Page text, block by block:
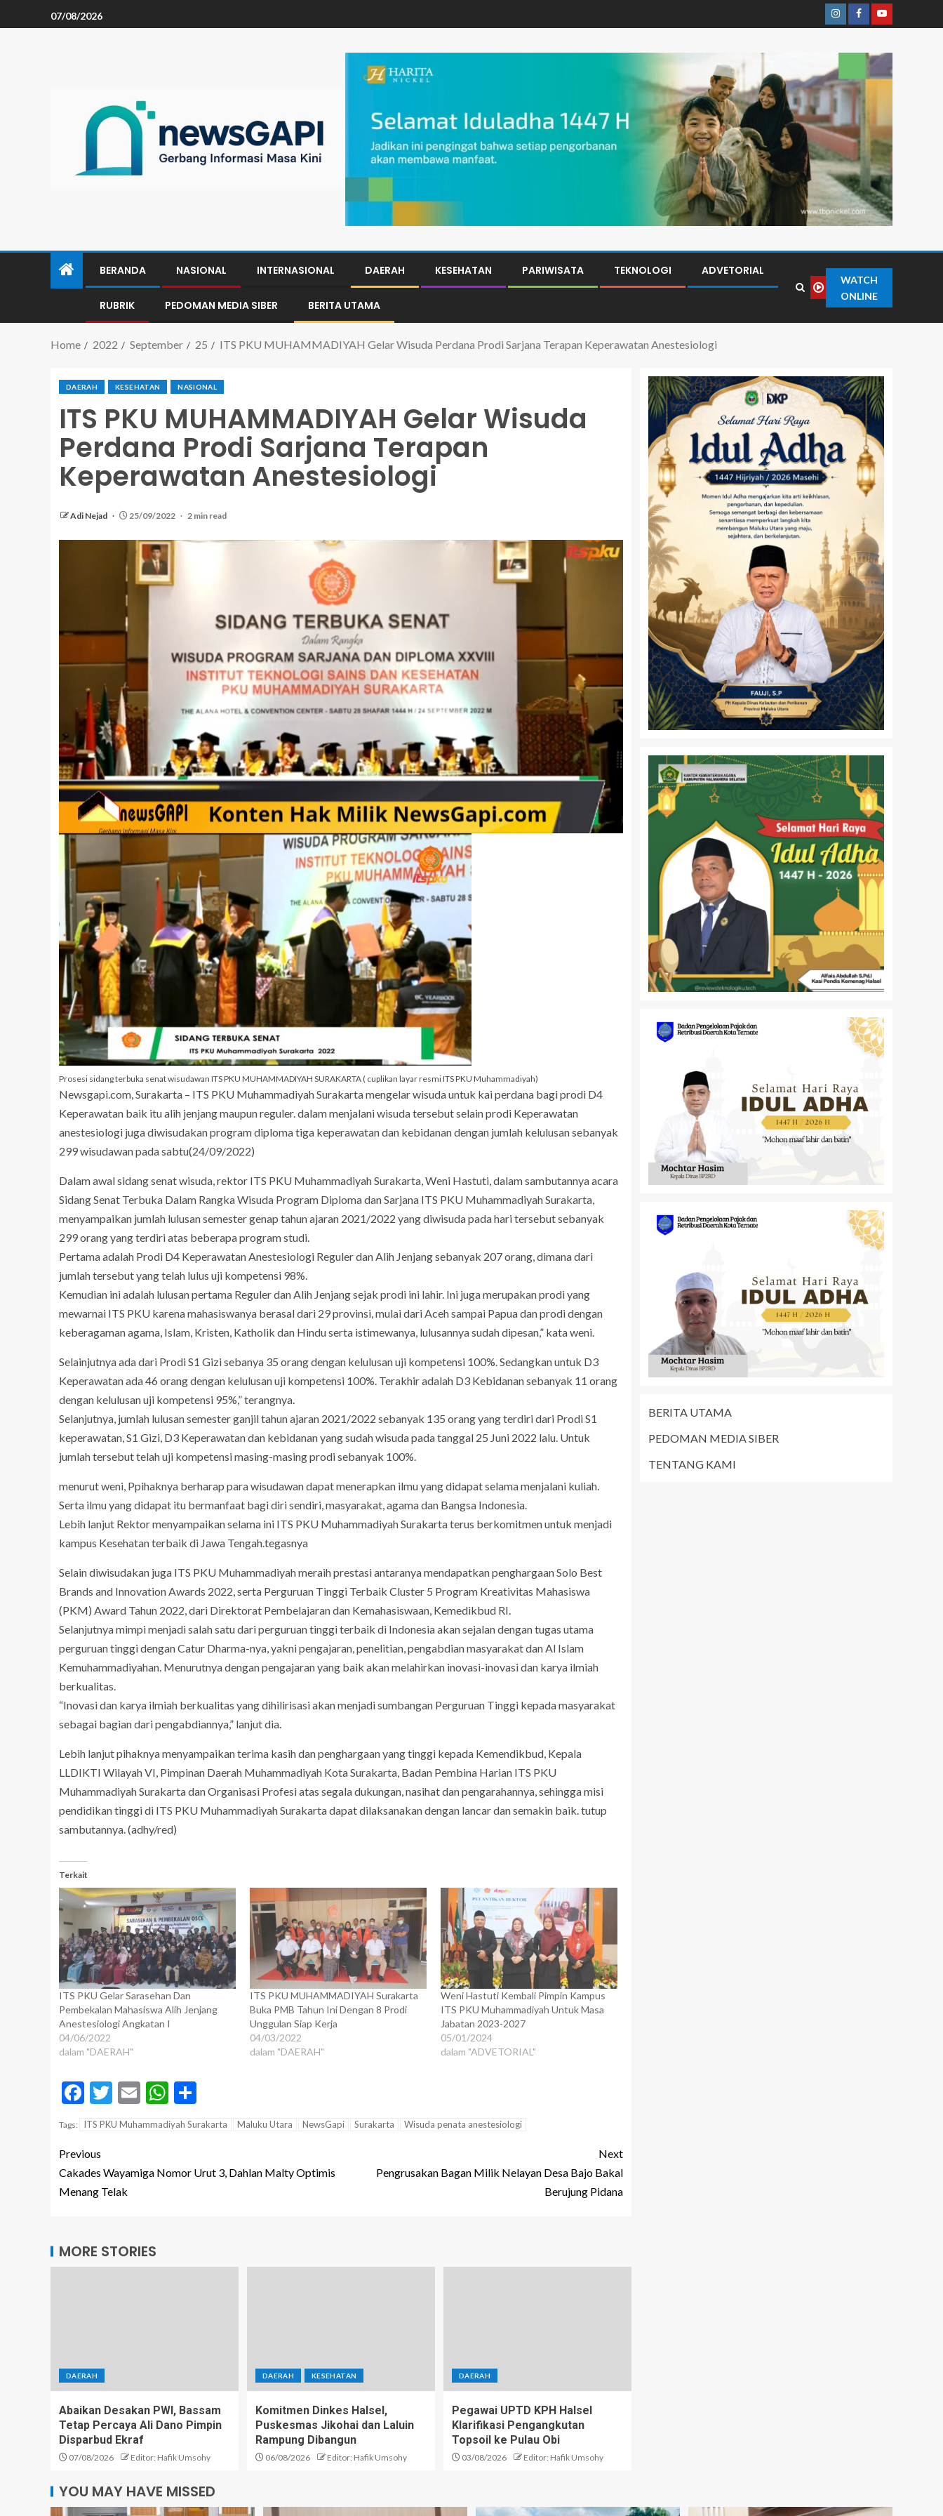
07/08/2026
BERANDA NASIONAL INTERNASIONAL DAERAH KESEHATAN PARIWISATA TEKNOLOGI ADVETORIAL
RUBRIK PEDOMAN MEDIA SIBER BERITA UTAMA
WATCH
ONLINE
Home 2022 September 25 ITS PKU MUHAMMADIYAH Gelar Wisuda Perdana Prodi Sarjana Terapan Keperawatan Anestesiologi
DAERAH KESEHATAN NASIONAL
ITS PKU MUHAMMADIYAH Gelar Wisuda
Perdana Prodi Sarjana Terapan
Keperawatan Anestesiologi
Adi Nejad 25/09/2022 2 min read
Prosesi sidang terbuka senat wisudawan ITS PKU MUHAMMADIYAH SURAKARTA ( cuplikan layar resmi ITS PKU Muhammadiyah)
Newsgapi.com, Surakarta – ITS PKU Muhammadiyah Surakarta mengelar wisuda untuk kai perdana bagi prodi D4
Keperawatan baik itu alih jenjang maupun reguler. dalam menjalani wisuda tersebut selain prodi Keperawatan
anestesiologi juga diwisudakan program diploma tiga keperawatan dan kebidanan dengan jumlah kelulusan sebanyak
299 wisudawan pada sabtu(24/09/2022)
Dalam awal sidang senat wisuda, rektor ITS PKU Muhammadiyah Surakarta, Weni Hastuti, dalam sambutannya acara
Sidang Senat Terbuka Dalam Rangka Wisuda Program Diploma dan Sarjana ITS PKU Muhammadiyah Surakarta,
menyampaikan jumlah lulusan semester genap tahun ajaran 2021/2022 yang diwisuda pada hari tersebut sebanyak
299 orang yang terdiri atas beberapa program studi.
Pertama adalah Prodi D4 Keperawatan Anestesiologi Reguler dan Alih Jenjang sebanyak 207 orang, dimana dari
jumlah tersebut yang telah lulus uji kompetensi 98%.
Kemudian ini adalah lulusan pertama Reguler dan Alih Jenjang sejak prodi ini lahir. Ini juga merupakan prodi yang
mewarnai ITS PKU karena mahasiswanya berasal dari 29 provinsi, mulai dari Aceh sampai Papua dan prodi dengan
keberagaman agama, Islam, Kristen, Katholik dan Hindu serta istimewanya, lulusannya sudah dipesan,” kata weni.
Selainjutnya ada dari Prodi S1 Gizi sebanya 35 orang dengan kelulusan uji kompetensi 100%. Sedangkan untuk D3
Keperawatan ada 46 orang dengan kelulusan uji kompetensi 100%. Terakhir adalah D3 Kebidanan sebanyak 11 orang
dengan kelulusan uji kompetensi 95%,” terangnya.
Selanjutnya, jumlah lulusan semester ganjil tahun ajaran 2021/2022 sebanyak 135 orang yang terdiri dari Prodi S1
keperawatan, S1 Gizi, D3 Keperawatan dan kebidanan yang sudah wisuda pada tanggal 25 Juni 2022 lalu. Untuk
jumlah tersebut telah uji kompetensi masing-masing prodi sebanyak 100%.
menurut weni, Ppihaknya berharap para wisudawan dapat menerapkan ilmu yang didapat selama menjalani kuliah.
Serta ilmu yang didapat itu bermanfaat bagi diri sendiri, masyarakat, agama dan Bangsa Indonesia.
Lebih lanjut Rektor menyampaikan selama ini ITS PKU Muhammadiyah Surakarta terus berkomitmen untuk menjadi
kampus Kesehatan terbaik di Jawa Tengah.tegasnya
Selain diwisudakan juga ITS PKU Muhammadiyah meraih prestasi antaranya mendapatkan penghargaan Solo Best
Brands and Innovation Awards 2022, serta Perguruan Tinggi Terbaik Cluster 5 Program Kreativitas Mahasiswa
(PKM) Award Tahun 2022, dari Direktorat Pembelajaran dan Kemahasiswaan, Kemedikbud RI.
Selanjutnya mimpi menjadi salah satu dari perguruan tinggi terbaik di Indonesia akan sejalan dengan tugas utama
perguruan tinggi dengan Catur Dharma-nya, yakni pengajaran, penelitian, pengabdian masyarakat dan Al Islam
Kemuhammadiyahan. Menurutnya dengan pengajaran yang baik akan melahirkan inovasi-inovasi dan karya ilmiah
berkualitas.
“Inovasi dan karya ilmiah berkualitas yang dihilirisasi akan menjadi sumbangan Perguruan Tinggi kepada masyarakat
sebagai bagian dari pengabdiannya,” lanjut dia.
Lebih lanjut pihaknya menyampaikan terima kasih dan penghargaan yang tinggi kepada Kemendikbud, Kepala
LLDIKTI Wilayah VI, Pimpinan Daerah Muhammadiyah Kota Surakarta, Badan Pembina Harian ITS PKU
Muhammadiyah Surakarta dan Organisasi Profesi atas segala dukungan, nasihat dan pengarahannya, sehingga misi
pendidikan tinggi di ITS PKU Muhammadiyah Surakarta dapat dilaksanakan dengan lancar dan semakin baik. tutup
sambutannya. (adhy/red)
Terkait
ITS PKU Gelar Sarasehan Dan
Pembekalan Mahasiswa Alih Jenjang
Anestesiologi Angkatan I
04/06/2022
dalam "DAERAH"
ITS PKU MUHAMMADIYAH Surakarta
Buka PMB Tahun Ini Dengan 8 Prodi
Unggulan Siap Kerja
04/03/2022
dalam "DAERAH"
Weni Hastuti Kembali Pimpin Kampus
ITS PKU Muhammadiyah Untuk Masa
Jabatan 2023-2027
05/01/2024
dalam "ADVETORIAL"
Facebook
Twitter
EmailWhatsApp
Tags: ITS PKU Muhammadiyah Surakarta Maluku Utara NewsGapi Surakarta Wisuda penata anestesiologi
Previous
Cakades Wayamiga Nomor Urut 3, Dahlan Malty Optimis
Menang Telak
Next
Pengrusakan Bagan Milik Nelayan Desa Bajo Bakal
Berujung Pidana
MORE STORIES
DAERAH
Abaikan Desakan PWI, Bassam
Tetap Percaya Ali Dano Pimpin
Disparbud Ekraf
07/08/2026 Editor: Hafik Umsohy
DAERAH KESEHATAN
Komitmen Dinkes Halsel,
Puskesmas Jikohai dan Laluin
Rampung Dibangun
06/08/2026 Editor: Hafik Umsohy
DAERAH
Pegawai UPTD KPH Halsel
Klarifikasi Pengangkutan
Topsoil ke Pulau Obi
03/08/2026 Editor: Hafik Umsohy
BERITA UTAMA
PEDOMAN MEDIA SIBER
TENTANG KAMI
YOU MAY HAVE MISSED